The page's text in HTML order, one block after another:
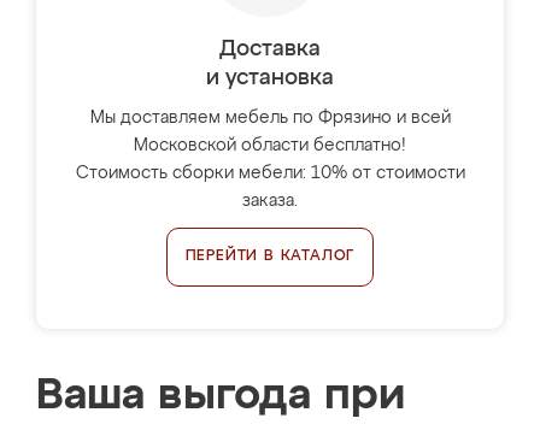
Доставка
и установка
Мы доставляем мебель по Фрязино и всей
Московской области бесплатно!
Стоимость сборки мебели: 10% от стоимости
заказа.
ПЕРЕЙТИ В КАТАЛОГ
Ваша выгода при